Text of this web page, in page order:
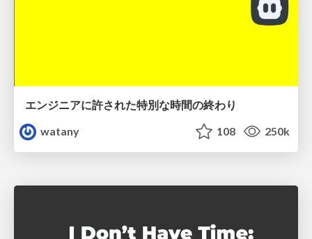
エンジニアに許された特別な時間の終わり
watany
108 250k